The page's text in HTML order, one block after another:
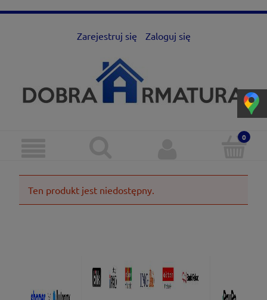
Zarejestruj się Zaloguj się
Ten produkt jest niedostępny.